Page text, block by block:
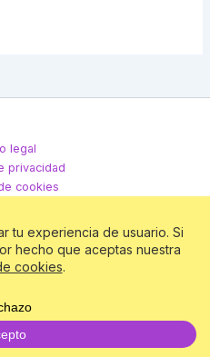
legal
privacidad
cookies
© 2026 Club Matriz